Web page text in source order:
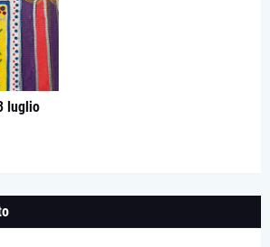
luglio